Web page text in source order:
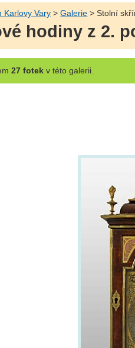
Karlovy Vary >Galerie > Stolní
hodiny z 2.
27 fotekv této galerii.